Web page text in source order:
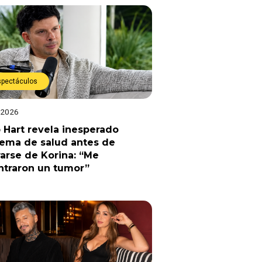
Hart revela inesperado
de salud antes de
de Korina: “Me
un tumor”